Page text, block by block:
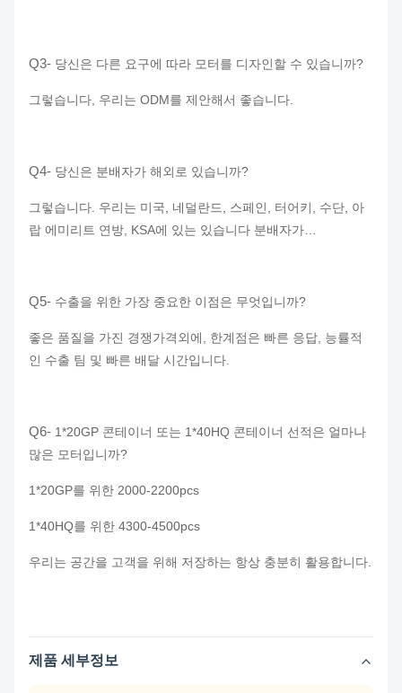
Q3- 당신은 다른 요구에 따라 모터를 디자인할 수 있습니까?
그렇습니다, 우리는 ODM를 제안해서 좋습니다.
Q4- 당신은 분배자가 해외로 있습니까?
그렇습니다. 우리는 미국, 네덜란드, 스페인, 터어키, 수단, 아
랍 에미리트 연방, KSA에 있는 있습니다 분배자가…
Q5- 수출을 위한 가장 중요한 이점은 무엇입니까?
좋은 품질을 가진 경쟁가격외에, 한계점은 빠른 응답, 능률적
인 수출 팀 및 빠른 배달 시간입니다.
Q6- 1*20GP 콘테이너 또는 1*40HQ 콘테이너 선적은 얼마나
많은 모터입니까?
1*20GP를 위한 2000-2200pcs
1*40HQ를 위한 4300-4500pcs
우리는 공간을 고객을 위해 저장하는 항상 충분히 활용합니다.
제품 세부정보